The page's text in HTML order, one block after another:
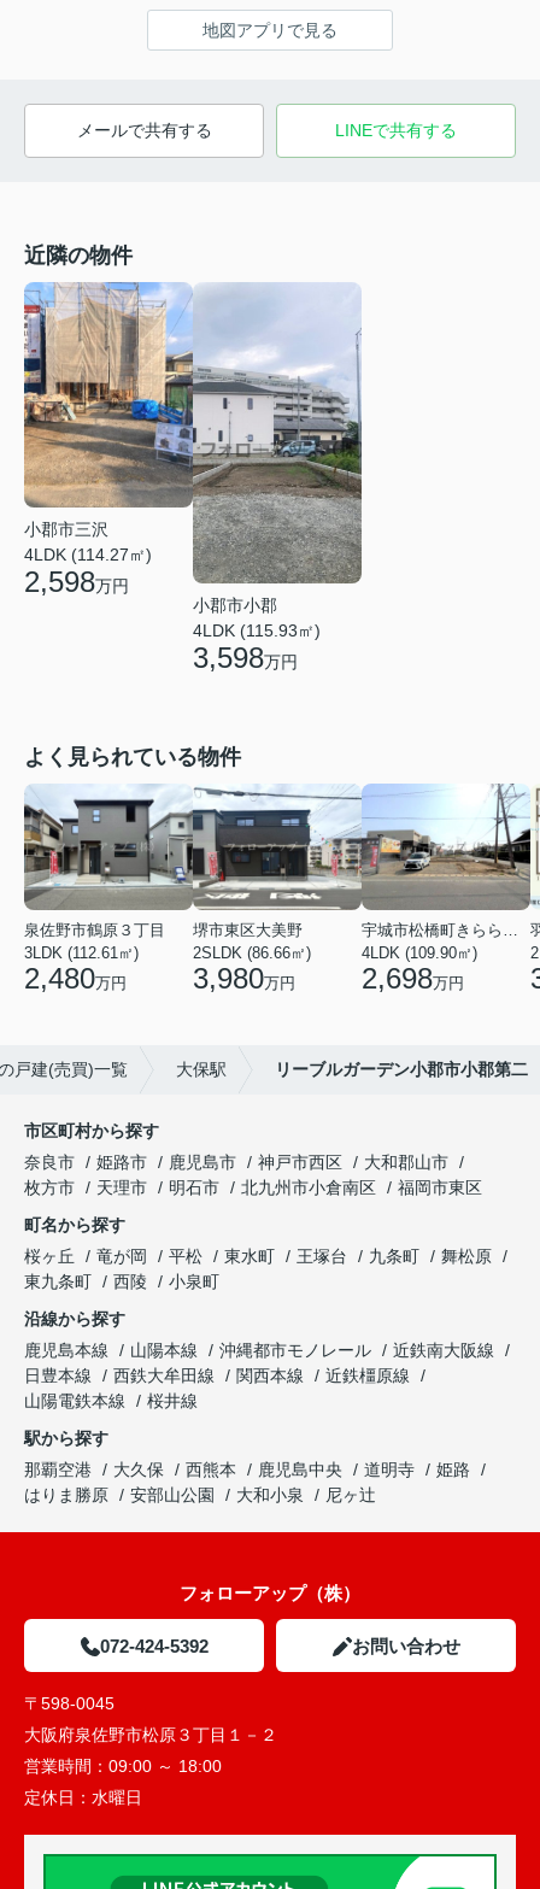
地図アプリで見る
メールで共有する LINEで共有する
近隣の物件
小郡市三沢
4LDK (114.27㎡)
2,598万円
小郡市小郡
4LDK (115.93㎡)
3,598万円
よく見られている物件
泉佐野市鶴原３丁目
3LDK (112.61㎡)
2,480万円
堺市東区大美野
2SLDK (86.66㎡)
3,980万円
4LDK (109.90㎡)
2,698万円
戸建(売買)一覧 大保駅 リーブルガーデン小郡市小郡第二
市区町村から探す
奈良市
姫路市 鹿児島市 神戸市西区
大和郡山市
枚方市
天理市 明石市 北九州市小倉南区
福岡市東区
町名から探す
桜ヶ丘
竜が岡 平松 東水町 王塚台 九条町
舞松原
東九条町
西陵
小泉町
沿線から探す
鹿児島本線
山陽本線 沖縄都市モノレール
近鉄南大阪線
日豊本線
西鉄大牟田線 関西本線
近鉄橿原線
山陽電鉄本線
桜井線
駅から探す
那覇空港
大久保 西熊本 鹿児島中央 道明寺
姫路
はりま勝原
安部山公園 大和小泉 尼ヶ辻
フォローアップ（株）
072-424-5392 お問い合わせ
〒598-0045
大阪府泉佐野市松原３丁目１－２
営業時間： 09:00 ～ 18:00
定休日： 水曜日